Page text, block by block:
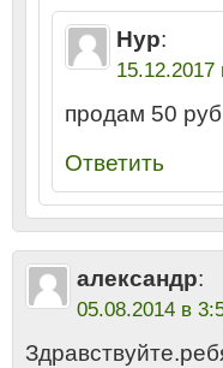
Нур:
15.12.2017
продам 50
Ответить
александр:
05.08.2014 в